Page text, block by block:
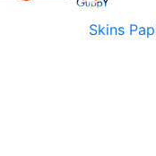
Skins